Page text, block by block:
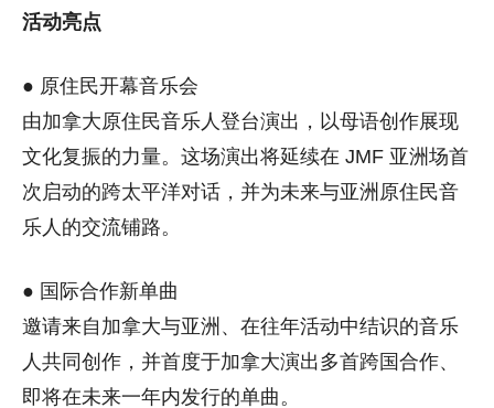
活动亮点
● 原住民开幕音乐会
由加拿大原住民音乐人登台演出，以母语创作展现
文化复振的力量。这场演出将延续在 JMF 亚洲场首
次启动的跨太平洋对话，并为未来与亚洲原住民音
乐人的交流铺路。
● 国际合作新单曲
邀请来自加拿大与亚洲、在往年活动中结识的音乐
人共同创作，并首度于加拿大演出多首跨国合作、
即将在未来一年内发行的单曲。